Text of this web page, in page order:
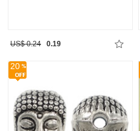
US$ 0.24 0.19
20